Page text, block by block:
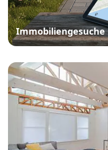
Immobiliengesuche